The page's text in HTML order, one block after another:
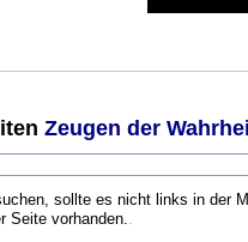
Zeugen der
sollte es nicht links in der
Seite vorhanden..